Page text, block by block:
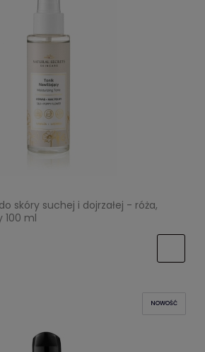
skóry suchej i dojrzałej - róża,
100 ml
NOWOŚĆ